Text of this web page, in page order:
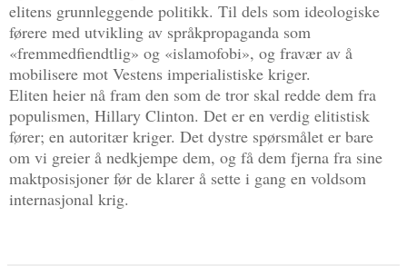
elitens grunnleggende politikk. Til dels som ideologiske
førere med utvikling av språkpropaganda som
«fremmedfiendtlig» og «islamofobi», og fravær av å
mobilisere mot Vestens imperialistiske kriger.
Eliten heier nå fram den som de tror skal redde dem fra
populismen, Hillary Clinton. Det er en verdig elitistisk
fører; en autoritær kriger. Det dystre spørsmålet er bare
om vi greier å nedkjempe dem, og få dem fjerna fra sine
maktposisjoner før de klarer å sette i gang en voldsom
internasjonal krig.